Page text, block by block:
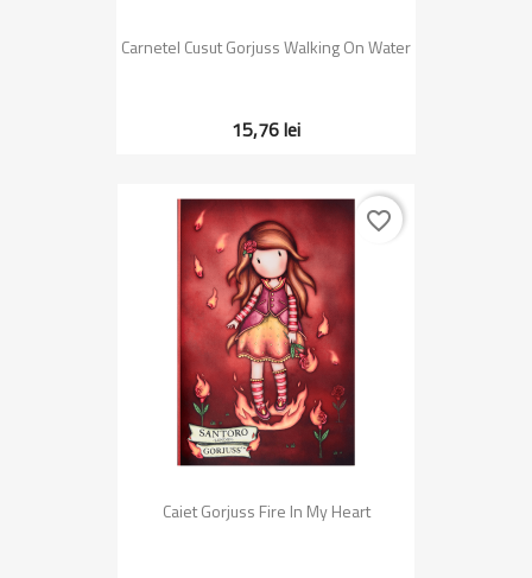
Carnetel Cusut Gorjuss Walking On Water
15,76 lei
Caiet Gorjuss Fire In My Heart
favorite_border